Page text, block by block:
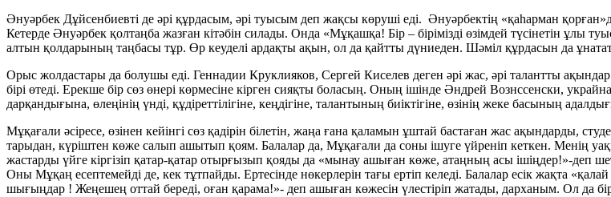
Әнуәрбек Дұйсенбиевті де әрі құрдасым, әрі туысым деп жақсы көруші еді. Әнуәрбектің «қаһарман
Кетерде Әнуәрбек қолтаңба жазған кітәбін силады. Онда «Мұқашқа! Бір – бірімізді өзімдей түсінетін
алтын қолдарының таңбасы тұр. Өр кеуделі ардақты ақын, ол да қайтты дүниеден. Шәміл құрдасын да
Орыс жолдастары да болушы еді. Геннадии Круклияков, Сергей Киселев деген әрі жас, әрі талантты
бірі өтеді. Ерекше бір сөз өнері көрмесіне кірген сияқты боласың. Оның ішінде Әндрей Вознссенски,
дарқандығына, өлеңінің үнді, құдіреттілігіне, кеңдігіне, талантының биіктігіне, өзінің жеке басының
Мұқағали әсіресе, өзінен кейінгі сөз қадірін білетін, жаңа ғана қаламын ұштай бастаған жас ақындарды,
тарыдан, күріштен көже салып ашытып қоям. Балалар да, Мұқағали да соны ішуге үйреніп кеткен. Менің
жастарды үйге кіргізіп қатар-қатар отырғызып қояды да «мынау ашыған көже, атаңның асы ішіңдер!»-деп
Оны Мұқаң есептемейді де, кек тұтпайды. Ертесінде нөкерлерін тағы ертіп келеді. Балалар есік жақта
шығыңдар ! Жеңешең оттай береді, оған қарама!»- деп ашыған көжесін үлестіріп жатады, дарханым. Ол да